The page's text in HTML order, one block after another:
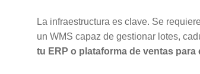
La infraestructura es clave. Se
un WMS capaz de gestionar lotes,
tu ERP o plataforma de ventas